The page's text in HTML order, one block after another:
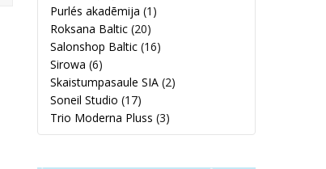
Purlés akadēmija (1)
Roksana Baltic (20)
Salonshop Baltic (16)
Sirowa (6)
Skaistumpasaule SIA (2)
Soneil Studio (17)
Trio Moderna Pluss (3)